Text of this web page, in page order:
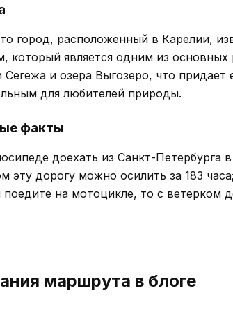
город, расположенный в Карелии,
который является одним из
Сегежа и озера Выгозеро, что
для любителей природы.
факты
доехать из Санкт-Петербурга
эту дорогу можно осилить за 183 часа;
поедите на мотоцикле, то с ветерком
маршрута в блоге